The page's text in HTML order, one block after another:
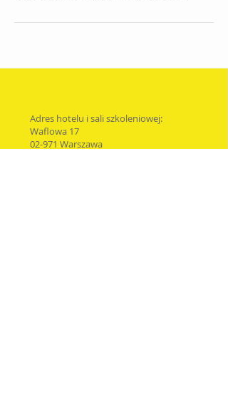
Adres hotelu i sali szkoleniowej:
Waflowa 17
02-971 Warszawa